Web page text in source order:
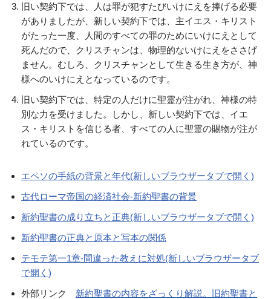
旧い契約下では、人は罪が犯すたびいけにえを捧げる必要
がありましたが、新しい契約下では、主イエス・キリスト
がたった一度、人間のすべての罪のためにいけにえとして
死んだので、クリスチャンは、物理的ないけにえをささげ
ません。むしろ、クリスチャンとして生きる生き方が、神
様へのいけにえとなっているのです。
旧い契約下では、特定の人だけに聖霊が注がれ、神様の特
別な力を受けました。しかし、新しい契約下では、イエ
ス・キリストを信じる者、すべての人に聖霊の賜物が注が
れているのです。
エペソの手紙の背景と年代(新しいブラウザータブで開く)
古代ローマ帝国の経済社会-新約聖書の背景
新約聖書の成り立ちと正典(新しいブラウザータブで開く)
新約聖書の正典と原本と写本の関係
テモテ第一1章-間違った教えに対処(新しいブラウザータブ
で開く)
外部リンク 新約聖書の内容をざっくり解説。旧約聖書と